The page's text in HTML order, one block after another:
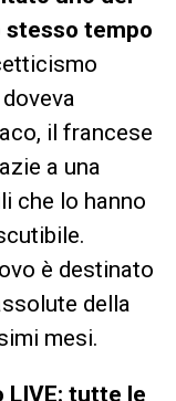
stesso tempo
il francese
a una
che lo hanno
è destinato
della
mesi.
LIVE: tutte le